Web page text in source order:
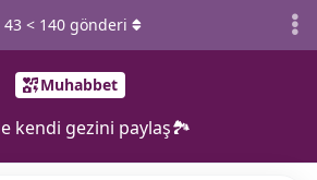
Muhabbet
kendi gezini paylaş🏞️
43 < 140 gönderi